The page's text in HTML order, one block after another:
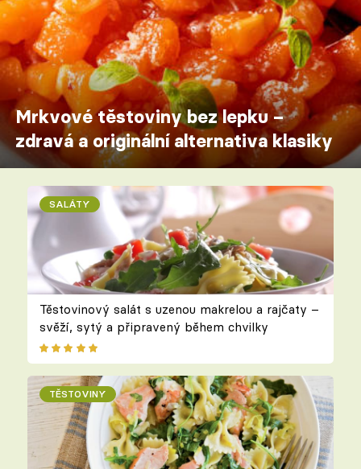
Mrkvové těstoviny bez lepku –
zdravá a originální alternativa klasiky
SALÁTY
Těstovinový salát s uzenou makrelou a rajčaty –
svěží, sytý a připravený během chvilky
TĚSTOVINY